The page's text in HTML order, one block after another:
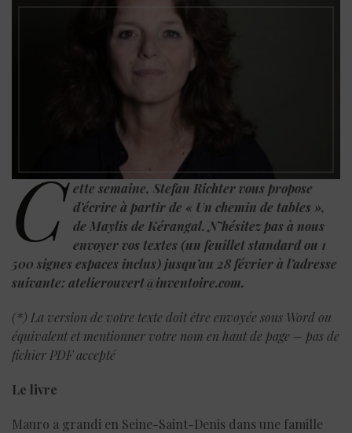
C ette semaine, Stefan Richter vous propose
d’écrire à partir de « Un chemin de tables »,
de Maylis de Kérangal. N’hésitez pas à nous
envoyer vos textes (un feuillet standard ou 1
500 signes espaces inclus) jusqu’au 28 février à l’adresse
suivante: atelierouvert@inventoire.com.
(*) La version de votre texte doit être envoyée sous Word ou
équivalent et mentionner votre nom en haut de page – pas de
fichier PDFaccepté
Le livre
Mauro a grandi en Seine-Saint-Denis dans une famille